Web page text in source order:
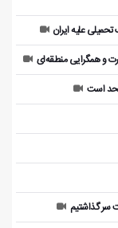
علیه ایران
و همگرایی منطقه‌ای
است
سر گذاشتیم